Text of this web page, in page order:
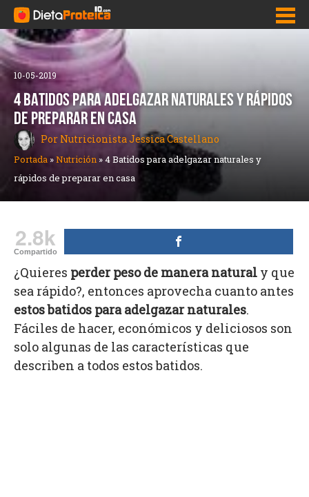
Inicio
Adelgazar Rápido
Dietas para bajar de peso
Pastillas para adelgazar y bajar de peso
Nutrición
10-05-2019
4 BATIDOS PARA ADELGAZAR NATURALES Y RÁPIDOS
DE PREPARAR EN CASA
Por Nutricionista Jessica Castellano
Portada »Nutrición »4 Batidos para adelgazar naturales y
rápidos de preparar en casa
2.8k
Compartido
¿Quieres perder peso de manera natural y que
sea rápido?, entonces aprovecha cuanto antes
estos batidos para adelgazar naturales.
Fáciles de hacer, económicos y deliciosos son
solo algunas de las características que
describen a todos estos batidos.